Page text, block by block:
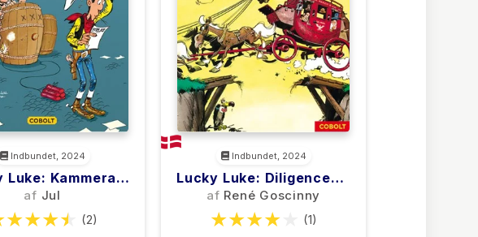
Indbundet, 2024
Luke: Kammerat
Cowboy
af Jul
(2)
Indbundet, 2024
Lucky Luke: Diligencen –
Et Lucky Luke-Pletskud
Af Morris & Goscinny
af René Goscinny
(1)